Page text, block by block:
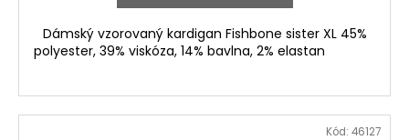
Dámský vzorovaný kardigan Fishbone sister XL 45%
polyester, 39% viskóza, 14% bavlna, 2% elastan
Kód: 46127